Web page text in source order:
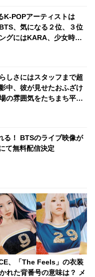
K-POPアーティストは
、気になる２位、３位
グにはKARA、少女時代
しさにはスタッフまで超
中、彼が見せたおふざけ
の雰囲気をたちまち平和
る！ BTSのライブ映像が
て無料配信決定
、「The Feels」の衣装
れた背番号の意味は？ メ